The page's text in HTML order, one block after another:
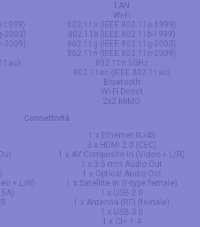
1999)
2003)
2009)
LAN
Wi-Fi
802.11a (IEEE 802.11a-1999)
802.11b (IEEE 802.11b-1999)
802.11g (IEEE 802.11g-2003)
802.11n (IEEE 802.11n-2009)
802.11n 5GHz
802.11ac (IEEE 802.11ac)
Bluetooth
Wi-Fi Direct
2x2 MiMO
Connettività
+ L/R)
1 x Ethernet RJ45
3 x HDMI 2.0 (CEC)
1 x AV Composite In (Video + L/R)
1 x 3.5 mm Audio Out
1 x Optical Audio Out
1 x Satellite In (F-type female)
1 x USB 2.0
1 x Antenna (RF) (female)
1 x USB 3.0
1 x CI+ 1.4